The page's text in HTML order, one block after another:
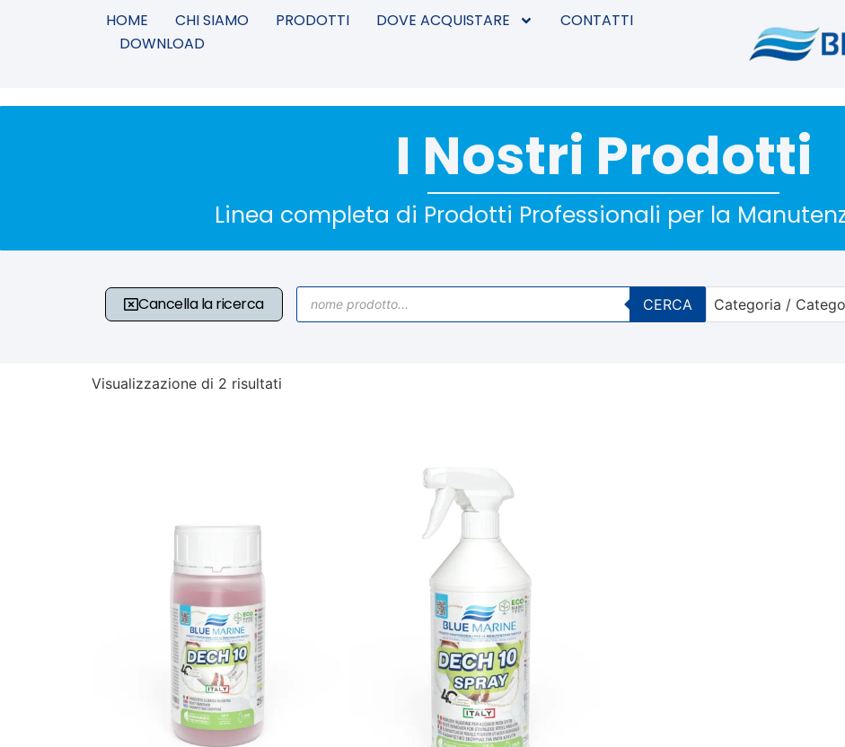
HOME CHI SIAMO PRODOTTI DOVE ACQUISTARE
CONTATTI
DOWNLOAD
I Nostri Prodotti
Linea completa di Prodotti Professionali per la
Cancella la ricerca CERCA Categoria /
Visualizzazione di 2 risultati